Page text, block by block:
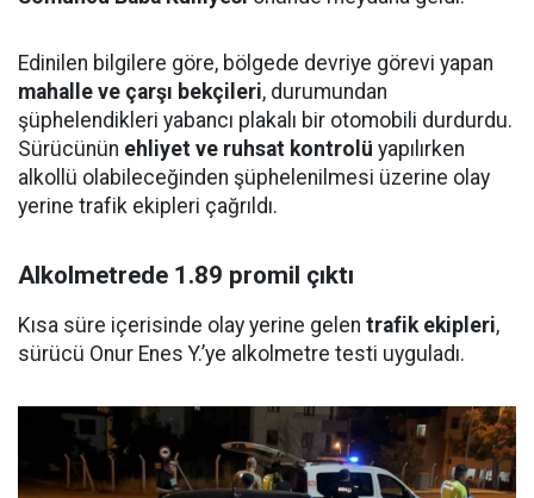
Edinilen bilgilere göre, bölgede devriye görevi yapan
mahalle ve çarşı bekçileri, durumundan
şüphelendikleri yabancı plakalı bir otomobili durdurdu.
Sürücünün ehliyet ve ruhsat kontrolü yapılırken
alkollü olabileceğinden şüphelenilmesi üzerine olay
yerine trafik ekipleri çağrıldı.
Alkolmetrede 1.89 promil çıktı
Kısa süre içerisinde olay yerine gelen trafik ekipleri,
sürücü Onur Enes Y.’ye alkolmetre testi uyguladı.